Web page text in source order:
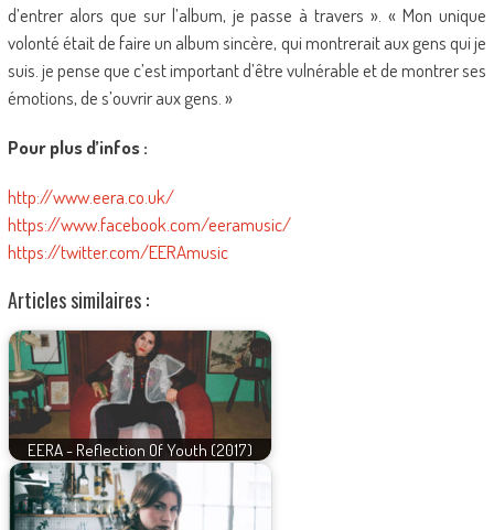
d’entrer alors que sur l’album, je passe à travers ». « Mon unique
volonté était de faire un album sincère, qui montrerait aux gens qui je
suis. je pense que c’est important d’être vulnérable et de montrer ses
émotions, de s’ouvrir aux gens. »
Pour plus d’infos :
http://www.eera.co.uk/
https://www.facebook.com/eeramusic/
https://twitter.com/EERAmusic
Articles similaires :
EERA - Reflection Of Youth (2017)